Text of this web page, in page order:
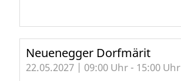
Neuenegger Dorfmärit
22.05.2027 | 09:00 Uhr - 15:00 Uhr